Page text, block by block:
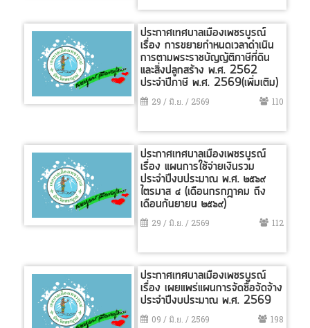
ประกาศเทศบาลเมืองเพชรบูรณ์
เรื่อง การขยายกำหนดเวลาดำเนิน
การตามพระราชบัญญัติภาษีที่ดิน
และสิ่งปลูกสร้าง พ.ศ. 2562
ประจำปีภาษี พ.ศ. 2569(เพิ่มเติม)
29 / มิ.ย. / 2569 110
ประกาศเทศบาลเมืองเพชรบูรณ์
เรื่อง แผนการใช้จ่ายเงินรวม
ประจำปีงบประมาณ พ.ศ. ๒๕๖๙
ไตรมาส ๔ (เดือนกรกฎาคม ถึง
เดือนกันยายน ๒๕๖๙)
29 / มิ.ย. / 2569 112
ประกาศเทศบาลเมืองเพชรบูรณ์
เรื่อง เผยแพร่แผนการจัดซื้อจัดจ้าง
ประจำปีงบประมาณ พ.ศ. 2569
09 / มิ.ย. / 2569 198